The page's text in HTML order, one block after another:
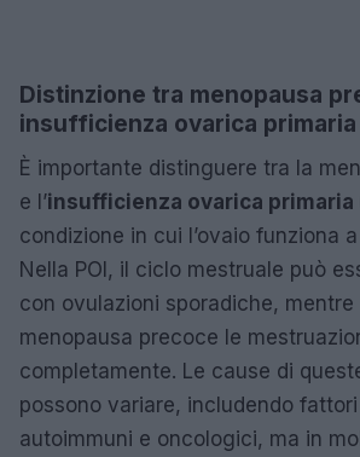
Distinzione tra menopausa
insufficienza ovarica primaria
È importante distinguere tra la
e l’insufficienza ovarica primaria
condizione in cui l’ovaio funziona
Nella POI, il ciclo mestruale può
con ovulazioni sporadiche, mentre
menopausa precoce le
completamente. Le cause di
possono variare, includendo
autoimmuni e oncologici, ma in